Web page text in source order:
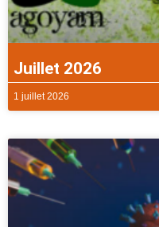
Juillet 2026
1 juillet 2026